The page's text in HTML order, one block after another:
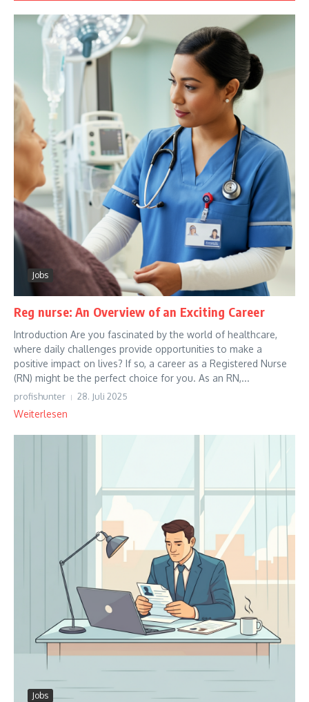
Jobs
Reg nurse: An Overview of an Exciting Career
Introduction Are you fascinated by the world of healthcare,
where daily challenges provide opportunities to make a
positive impact on lives? If so, a career as a Registered Nurse
(RN) might be the perfect choice for you. As an RN,...
profishunter 28. Juli 2025
Weiterlesen
Jobs